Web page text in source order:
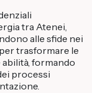
tra Atenei,
alle sfide nei
per trasformare le
formando
processi